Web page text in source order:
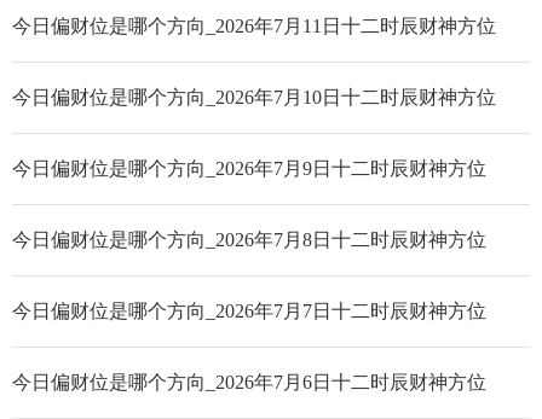
今日偏财位是哪个方向_2026年7月11日十二时辰财神方位
今日偏财位是哪个方向_2026年7月10日十二时辰财神方位
今日偏财位是哪个方向_2026年7月9日十二时辰财神方位
今日偏财位是哪个方向_2026年7月8日十二时辰财神方位
今日偏财位是哪个方向_2026年7月7日十二时辰财神方位
今日偏财位是哪个方向_2026年7月6日十二时辰财神方位